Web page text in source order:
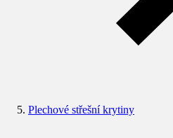
Plechové střešní krytiny